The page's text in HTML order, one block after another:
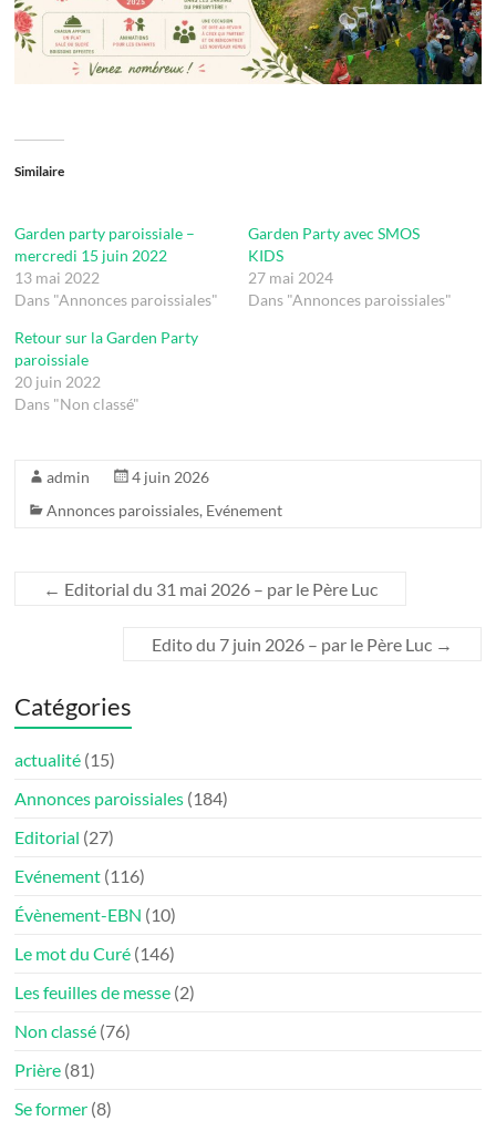
Similaire
Garden party paroissiale –
mercredi 15 juin 2022
13 mai 2022
Dans "Annonces paroissiales"
Garden Party avec SMOS
KIDS
27 mai 2024
Dans "Annonces paroissiales"
Retour sur la Garden Party
paroissiale
20 juin 2022
Dans "Non classé"
admin
4 juin 2026
Annonces paroissiales, Evénement
← Editorial du 31 mai 2026 – par le Père Luc
Edito du 7 juin 2026 – par le Père Luc →
Catégories
actualité (15)
Annonces paroissiales (184)
Editorial (27)
Evénement (116)
Évènement-EBN (10)
Le mot du Curé (146)
Les feuilles de messe (2)
Non classé (76)
Prière (81)
Se former (8)